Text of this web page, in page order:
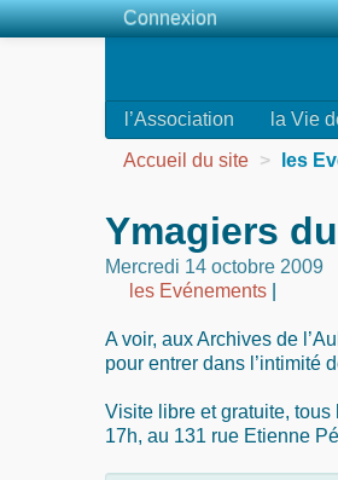
l’Association la Vie
Accueil du site > les
Ymagiers du
Mercredi 14 octobre 2009
les Evénements
A voir, aux Archives de
pour entrer dans l’intimité
Visite libre et gratuite,
17h, au 131 rue Etienne
Connexion